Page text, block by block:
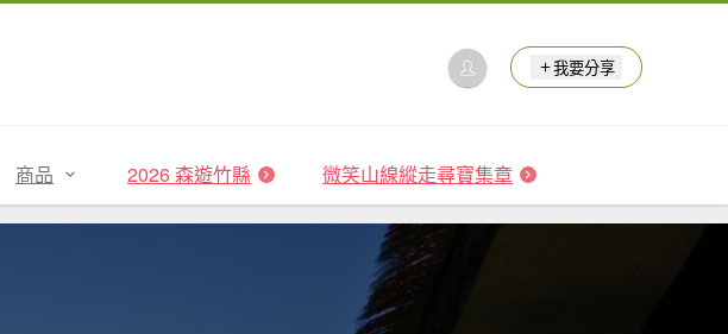
我要分享
商品 2026 森遊竹縣 微笑山線縱走尋寶集章